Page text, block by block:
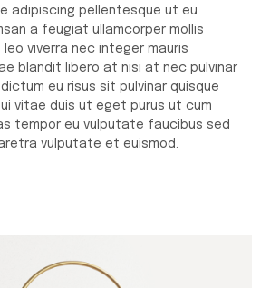
adipiscing pellentesque ut eu
a feugiat ullamcorper mollis
viverra nec integer mauris
blandit libero at nisi at nec pulvinar
eu risus sit pulvinar quisque
vitae duis ut eget purus ut cum
tempor eu vulputate faucibus sed
vulputate et euismod.